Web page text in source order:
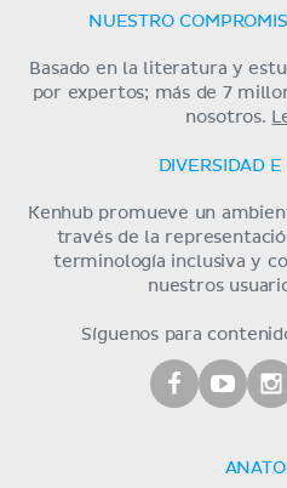
NUESTRO
Basado en la literatura y
por expertos; más de 7
nosotros.
DIVERSIDAD E
Kenhub promueve un
través de la
terminología inclusiva y
nuestros
Síguenos para